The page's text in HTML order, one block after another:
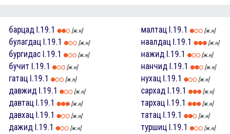
барцад I.19.1 [ж.н]
булагдац I.19.1 [ж.н]
бургидас I.19.1 [ж.н]
бучит I.19.1 [ж.н]
гатац I.19.1 [ж.н]
давжид I.19.1 [ж.н]
давтац I.19.1 [ж.н]
давхац I.19.1 [ж.н]
дажид I.19.1 [ж.н]
малтац I.19.1 [ж.н]
наалдац I.19.1 [ж.н]
нажид I.19.1 [ж.н]
нанчид I.19.1 [ж.н]
нухац I.19.1 [ж.н]
сархад I.19.1 [ж.н]
тархац I.19.1 [ж.н]
татац I.19.1 [ж.н]
туршиц I.19.1 [ж.н]